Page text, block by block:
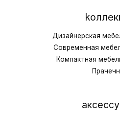
Дизайнерская
Современная
Компактная